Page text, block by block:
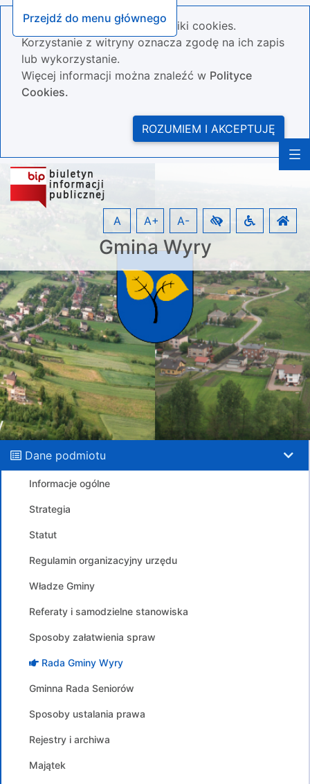
Przejdź do menu głównego
Nasza strona wykorzystuje pliki cookies.
Korzystanie z witryny oznacza zgodę na ich zapis
lub wykorzystanie.
Więcej informacji można znaleźć w Polityce
Cookies.
ROZUMIEM I AKCEPTUJĘ
Gmina Wyry
A A+ A-
Dane podmiotu
Informacje ogólne
Strategia
Statut
Regulamin organizacyjny urzędu
Władze Gminy
Referaty i samodzielne stanowiska
Sposoby załatwienia spraw
Rada Gminy Wyry
Gminna Rada Seniorów
Sposoby ustalania prawa
Rejestry i archiwa
Majątek